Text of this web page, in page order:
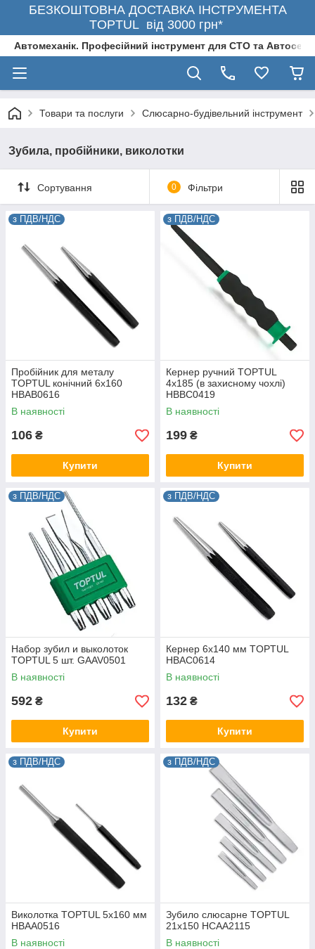
БЕЗКОШТОВНА ДОСТАВКА ІНСТРУМЕНТА
TOPTUL від 3000 грн*
Автомеханік. Професійний інструмент для СТО та
Товари та послуги Слюсарно-будівельний інструмент
Зубила, пробійники, виколотки
Сортування 0 Фільтри
з ПДВ/НДС
Пробійник для металу
TOPTUL конічний 6x160
HBAB0616
В наявності
106 ₴
Купити
з ПДВ/НДС
Кернер ручний TOPTUL
4x185 (в захисному чохлі)
HBBC0419
В наявності
199 ₴
Купити
з ПДВ/НДС
Набор зубил и выколоток
TOPTUL 5 шт. GAAV0501
В наявності
592 ₴
Купити
з ПДВ/НДС
Кернер 6х140 мм TOPTUL
HBAC0614
В наявності
132 ₴
Купити
з ПДВ/НДС
Виколотка TOPTUL 5х160 мм
HBAA0516
В наявності
з ПДВ/НДС
Зубило слюсарне TOPTUL
21х150 HCAA2115
В наявності